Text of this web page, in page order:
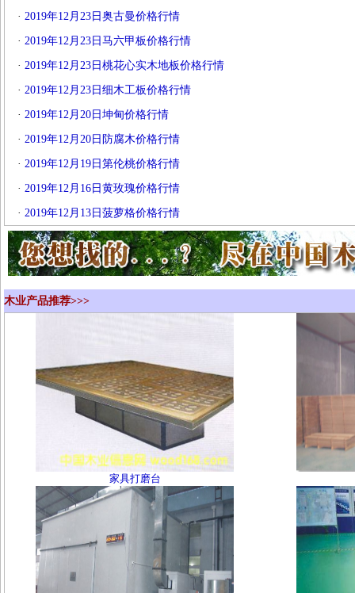
· 2019年12月23日奥古曼价格行情
· 2019年12月23日马六甲板价格行情
· 2019年12月23日桃花心实木地板价格行情
· 2019年12月23日细木工板价格行情
· 2019年12月20日坤甸价格行情
· 2019年12月20日防腐木价格行情
· 2019年12月19日第伦桃价格行情
· 2019年12月16日黄玫瑰价格行情
· 2019年12月13日菠萝格价格行情
木业产品推荐>>>
家具打磨台